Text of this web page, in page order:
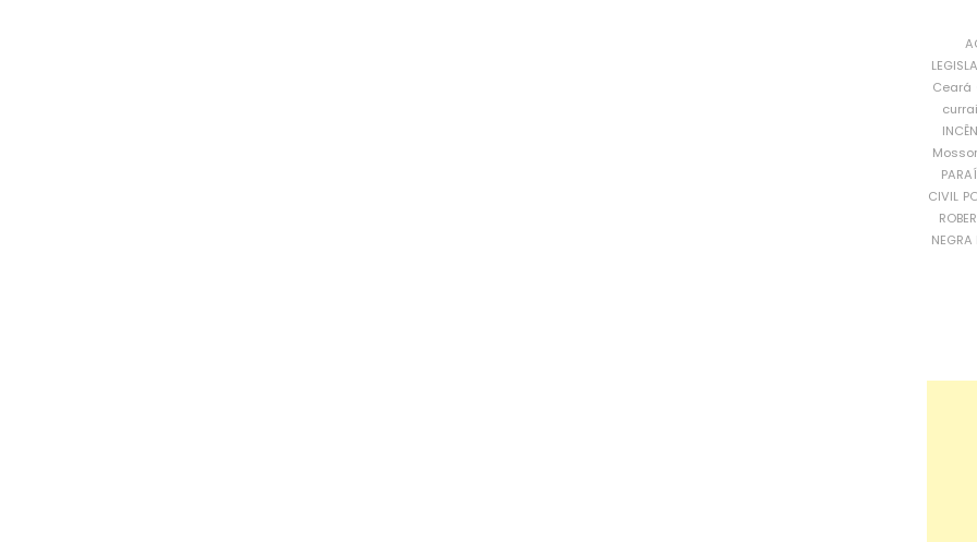
Ceará
CIVIL
NEGRA